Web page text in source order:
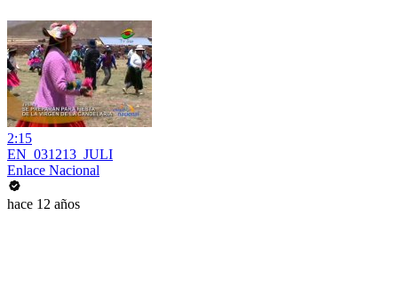
2:15
EN_031213_JULI
Enlace Nacional
hace 12 años